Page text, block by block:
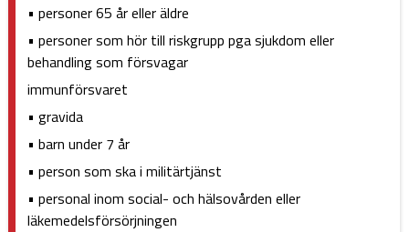
• personer 65 år eller äldre
• personer som hör till riskgrupp pga sjukdom eller
behandling som försvagar
immunförsvaret
• gravida
• barn under 7 år
• person som ska i militärtjänst
• personal inom social- och hälsovården eller
läkemedelsförsörjningen